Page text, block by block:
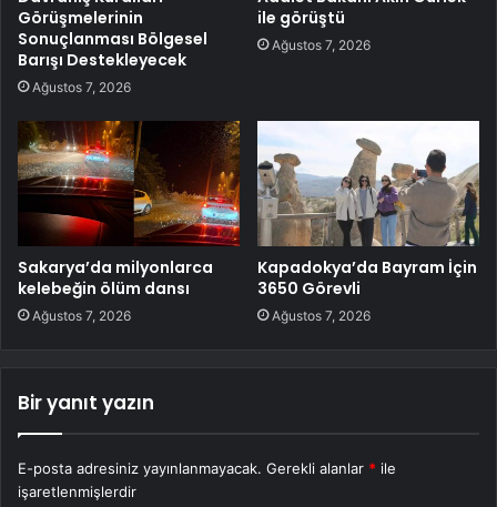
Görüşmelerinin
Sonuçlanması Bölgesel
Barışı Destekleyecek
Ağustos 7, 2026
ile görüştü
Ağustos 7, 2026
Sakarya’da milyonlarca
kelebeğin ölüm dansı
Ağustos 7, 2026
Kapadokya’da Bayram İçin
3650 Görevli
Ağustos 7, 2026
Bir yanıt yazın
E-posta adresiniz yayınlanmayacak. Gerekli alanlar * ile
işaretlenmişlerdir